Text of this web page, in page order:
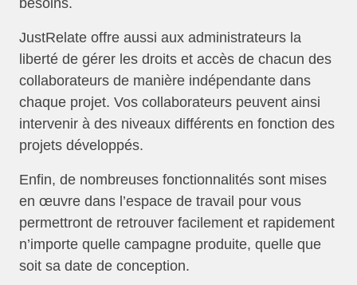
besoins.
JustRelate offre aussi aux administrateurs la
liberté de gérer les droits et accès de chacun des
collaborateurs de manière indépendante dans
chaque projet. Vos collaborateurs peuvent ainsi
intervenir à des niveaux différents en fonction des
projets développés.
Enfin, de nombreuses fonctionnalités sont mises
en œuvre dans l’espace de travail pour vous
permettront de retrouver facilement et rapidement
n’importe quelle campagne produite, quelle que
soit sa date de conception.